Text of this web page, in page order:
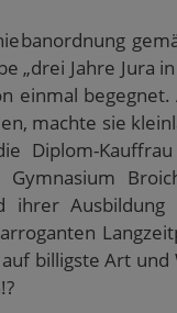
„drei Jahre Jura
einmal
machte sie
Diplom-
ihrer Ausbildung
billigste Art und